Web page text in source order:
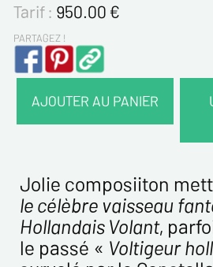
Tarif : 950.00€
PARTAGEZ !
AJOUTER AU PANIER
Nom*
Prénom*
Jolie composiiton
le célèbre vaisseau
Hollandais Volant,
le passé « Voltigeur